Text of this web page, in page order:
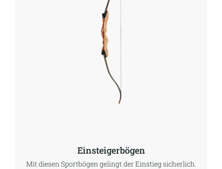
Einsteigerbögen
Mit diesen Sportbögen gelingt der Einstieg sicherlich.